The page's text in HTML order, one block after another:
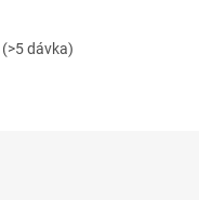
(>5 dávka)